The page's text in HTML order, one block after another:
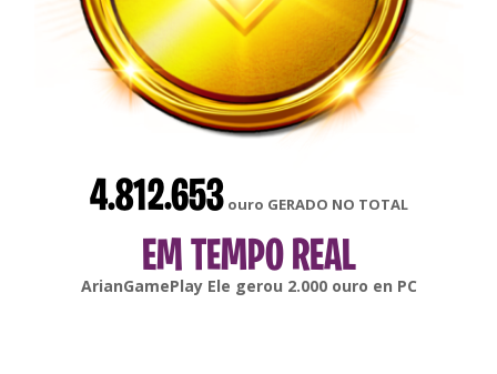
4.812.653 ouro GERADO NO TOTAL
EM TEMPO REAL
gonsabellaEle gerou6.000ouro enAndroid